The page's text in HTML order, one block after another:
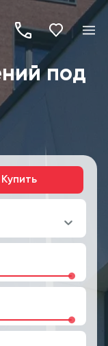
+7
(495)
260-
19-
под
Купить